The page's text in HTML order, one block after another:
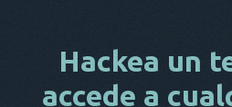
Hackea un
accede a